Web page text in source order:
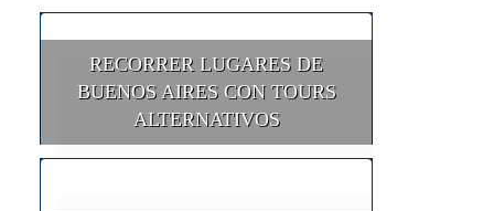
RECORRER LUGARES DE
BUENOS AIRES CON TOURS
ALTERNATIVOS